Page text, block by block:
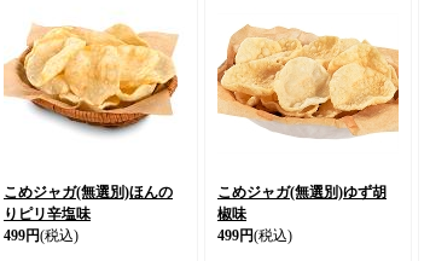
こめジャガ(無選別)ほんの
りピリ辛塩味
499円(税込)
こめジャガ(無選別)ゆず胡
椒味
499円(税込)